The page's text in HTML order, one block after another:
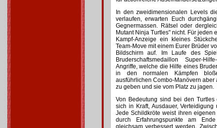
In den zweidimensionalen Levels
verlaufen, erwarten Euch
Gegnermassen. Rätsel oder
Mutant Ninja Turtles" nicht. Für jeden
Kampf-Anzeige ein kleines
Team-Move mit einem Eurer Brüder
Bildschirm auf. Im Laufe des
Bruderschaftsmedaillon Super-
Angriffe, welche die Hilfe eines
in den normalen Kämpfen
ausführlichen Combo-Manövern
zu geben und sie vom Platz zu jagen.
Von Bedeutung sind bei den
sich in Kraft, Ausdauer,
Jede Schildkröte weist ihren
durch Erfahrungspunkte am
gleichsam verbessert werden.